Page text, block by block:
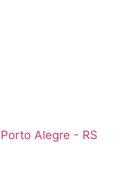
Alegre - RS